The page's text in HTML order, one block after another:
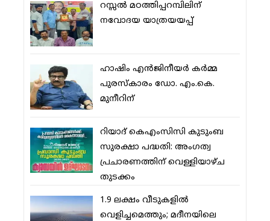
റസ്സല്‍ മഠത്തിപ്പറമ്പിലിന്
നവോദയ യാത്രയയപ്പ്
ഹാഷിം എന്‍ജിനീയര്‍ കര്‍മ്മ
പുരസ്‌കാരം ഡോ. എം.കെ.
മുനീറിന്
റിയാദ് കെഎംസിസി കുടുംബ
സുരക്ഷാ പദ്ധതി: അംഗത്വ
പ്രചാരണത്തിന് വെള്ളിയാഴ്ച
തുടക്കം
1.9 ലക്ഷം വീടുകളില്‍
വെളിച്ചമെത്തും; മദീനയിലെ